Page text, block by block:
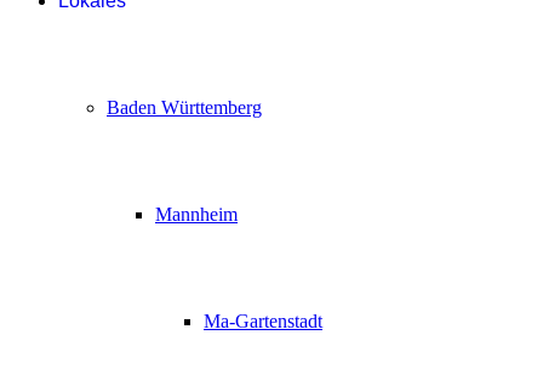
Baden Württemberg
Mannheim
Ma-Gartenstadt